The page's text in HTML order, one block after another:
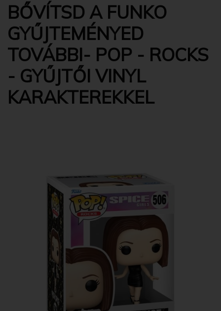
BŐVÍTSD A FUNKO
GYŰJTEMÉNYED
TOVÁBBI- POP - ROCKS
- GYŰJTŐI VINYL
KARAKTEREKKEL